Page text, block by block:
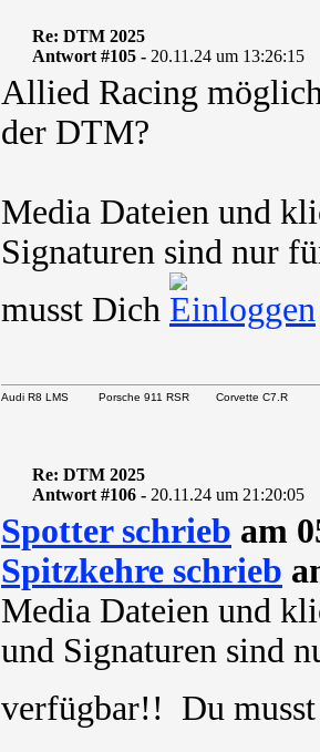
Re: DTM 2025
Antwort #105 - 20.11.24 um 13:26:15
Allied Racing
der DTM?
Media Dateien und
Signaturen sind nur
musst Dich
Audi R8 LMS Porsche 911 RSR Corvette C7.R
Re: DTM 2025
Antwort #106 - 20.11.24 um 21:20:05
Spotter schrieb am
Spitzkehre schrieb
Media Dateien und
und Signaturen sind
verfügbar!! Du